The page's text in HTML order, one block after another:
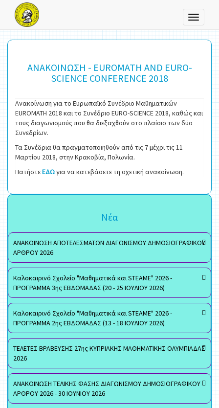
Toggle
ΑΝΑΚΟΙΝΩΣΗ - EUROMATH AND EURO-
SCIENCE CONFERENCE 2018
Ανακοίνωση για το Ευρωπαϊκό Συνέδριο Μαθηματικών
EUROMATH 2018 και το Συνέδριο EURO-SCIENCE 2018, καθώς και
τους διαγωνισμούς που θα διεξαχθούν στο πλαίσιο των δύο
Συνεδρίων.
Τα Συνέδρια θα πραγματοποιηθούν από τις 7 μέχρι τις 11
Μαρτίου 2018, στην Κρακοβία, Πολωνία.
ΠατήστεΕΔΩγια να κατεβάσετε τη σχετική ανακοίνωση.
Νέα
ΑΝΑΚΟΙΝΩΣΗ ΑΠΟΤΕΛΕΣΜΑΤΩΝ ΔΙΑΓΩΝΙΣΜΟΥ ΔΗΜΟΣΙΟΓΡΑΦΙΚΟΥ
ΑΡΘΡΟΥ 2026
Καλοκαιρινό Σχολείο "Μαθηματικά και STEAME" 2026 -
ΠΡΟΓΡΑΜΜΑ 3ης ΕΒΔΟΜΑΔΑΣ (20 - 25 ΙΟΥΛΙΟΥ 2026)
Καλοκαιρινό Σχολείο "Μαθηματικά και STEAME" 2026 -
ΠΡΟΓΡΑΜΜΑ 2ης ΕΒΔΟΜΑΔΑΣ (13 - 18 ΙΟΥΛΙΟΥ 2026)
ΤΕΛΕΤΕΣ ΒΡΑΒΕΥΣΗΣ 27ης ΚΥΠΡΙΑΚΗΣ ΜΑΘΗΜΑΤΙΚΗΣ ΟΛΥΜΠΙΑΔΑΣ
2026
ΑΝΑΚΟΙΝΩΣΗ ΤΕΛΙΚΗΣ ΦΑΣΗΣ ΔΙΑΓΩΝΙΣΜΟΥ ΔΗΜΟΣΙΟΓΡΑΦΙΚΟΥ
ΑΡΘΡΟΥ 2026 - 30 ΙΟΥΝΙΟΥ 2026